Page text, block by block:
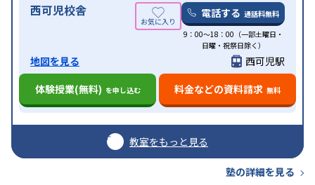
西可児校舎 電話する 通話料無料
9：00～18：00（一部土曜日・
日曜・祝祭日除く）
地図を見る
西可児駅
体験授業(無料) を申し込む 料金などの資料請求 無料
教室をもっと見る
塾の詳細を見る